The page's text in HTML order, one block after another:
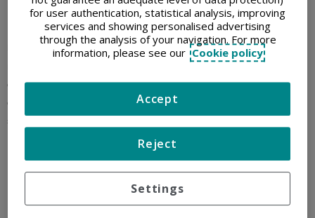
El grupo Quironsalud cuenta con la Fundación como
herramienta para acceder a convocatorias en la que sea
necesaria la participación de una entidad sin animo de lucro
dediciada a la gestión del conocimiento médico y a lctividades
de índole solical en benificio de pacientes , sus familias y la
sociedad en general.
for user authentication, statistical analysis, improving
services and showing personalised advertising
through the analysis of your navigation. For more
information, please see our Cookie policy
Settings
Reject
Accept